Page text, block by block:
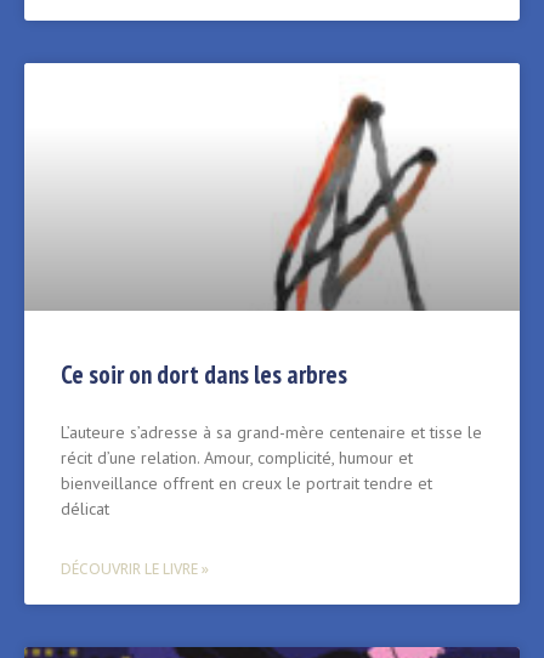
Ce soir on dort dans les arbres
L’auteure s’adresse à sa grand-mère centenaire et tisse le
récit d’une relation. Amour, complicité, humour et
bienveillance offrent en creux le portrait tendre et
délicat
DÉCOUVRIR LE LIVRE »